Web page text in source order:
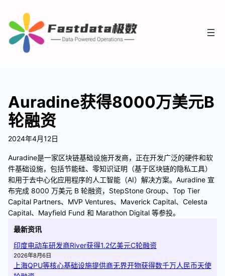
Auradine获得8000万美元B
轮融资
2024年4月12日
Auradine是一家区块链基础设施开发商，正在开发广泛的硬件和软
件基础设施，包括节能硅、零知识证明（基于区块链的隐私工具）
和用于去中心化应用程序的人工智能（AI）解决方案。Auradine 宣
布完成 8000 万美元 B 轮融资，StepStone Group、Top Tier
Capital Partners、MVP Ventures、Maverick Capital、Celesta
Capital、Mayfield Fund 和 Marathon Digital 等参投。
最新资讯
印度电动车研发商River获得1.2亿美元C轮融资
2026年8月6日
上海QPU等核心基础设施提供商无界开物获得数千万人民币天使